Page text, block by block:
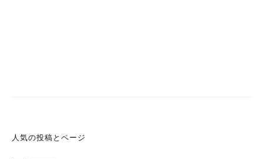
人気の投稿とページ